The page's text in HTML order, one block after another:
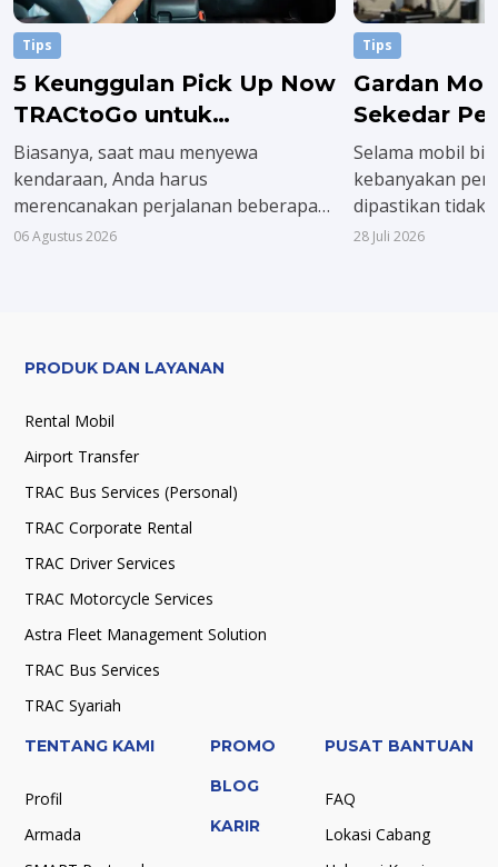
Tips
5 Keunggulan Pick Up Now
TRACtoGo untuk
Transportasi Instan
Biasanya, saat mau menyewa
kendaraan, Anda harus
merencanakan perjalanan beberapa
hari sebelumnya. Padahal, urusan
06 Agustus 2026
Tips
Gardan
Sekedar
Selama mobil
kebanyakan
dipastikan tidak
kondisi gardan.
28 Juli 2026
PRODUK DAN LAYANAN
Rental Mobil
Airport Transfer
TRAC Bus Services (Personal)
TRAC Corporate Rental
TRAC Driver Services
TRAC Motorcycle Services
Astra Fleet Management Solution
TRAC Bus Services
TRAC Syariah
TENTANG KAMI
Profil
Armada
PROMO
BLOG
KARIR
PUSAT BANTUAN
FAQ
Lokasi Cabang